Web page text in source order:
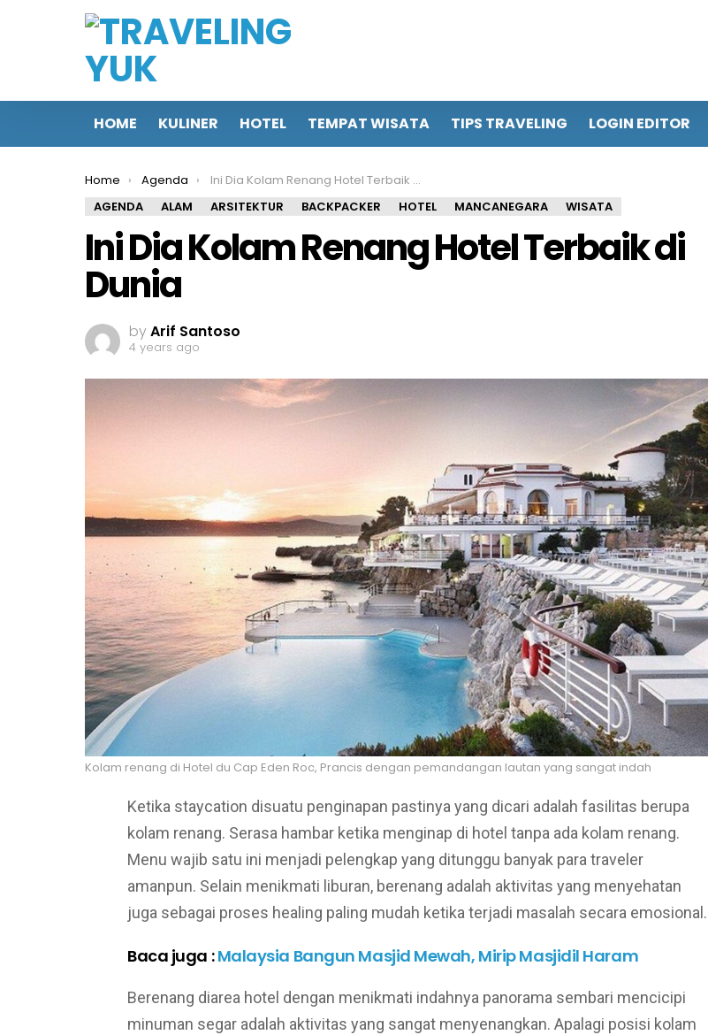
HOME KULINER HOTEL TEMPAT WISATA TIPS TRAVELING LOGIN EDITOR
You are here:
Home Agenda
Ini Dia Kolam Renang Hotel Terbaik di Dunia
AGENDA
ALAM ARSITEKTUR BACKPACKER HOTEL MANCANEGARA WISATA
Ini Dia Kolam Renang Hotel Terbaik di
Dunia
byArif Santoso
4 years ago
Kolam renang di Hotel du Cap Eden Roc, Prancis dengan pemandangan lautan yang sangat indah
Ketika staycation disuatu penginapan pastinya yang dicari adalah fasilitas berupa
kolam renang. Serasa hambar ketika menginap di hotel tanpa ada kolam renang.
Menu wajib satu ini menjadi pelengkap yang ditunggu banyak para traveler
amanpun. Selain menikmati liburan, berenang adalah aktivitas yang menyehatan
juga sebagai proses healing paling mudah ketika terjadi masalah secara emosional.
Baca juga :Malaysia Bangun Masjid Mewah, Mirip Masjidil Haram
Berenang diarea hotel dengan menikmati indahnya panorama sembari mencicipi
minuman segar adalah aktivitas yang sangat menyenangkan. Apalagi posisi kolam